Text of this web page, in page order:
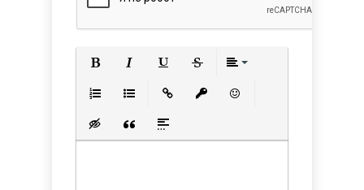
Вставка скрытого текста
Вставка цитаты
Вставка спойлера